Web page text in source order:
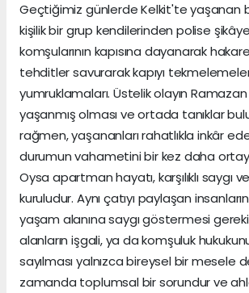
Geçtiğimiz günlerde Kelkit'te yaşanan
kişilik bir grup kendilerinden polise
komşularının kapısına dayanarak
tehditler savurarak kapıyı
yumruklamaları. Üstelik olayın
yaşanmış olması ve ortada tanıklar
rağmen, yaşananları rahatlıkla inkâr
durumun vahametini bir kez daha
Oysa apartman hayatı, karşılıklı saygı
kuruludur. Aynı çatıyı paylaşan
yaşam alanına saygı göstermesi
alanların işgali, ya da komşuluk
sayılması yalnızca bireysel bir mesele
zamanda toplumsal bir sorundur ve